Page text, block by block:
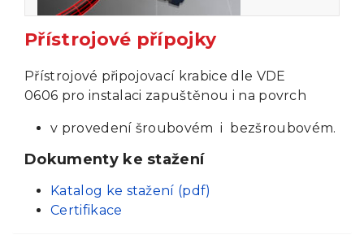
Přístrojové přípojky
Přístrojové připojovací krabice dle VDE
0606 pro instalaci zapuštěnou i na povrch
v provedení šroubovém i bezšroubovém.
Dokumenty ke stažení
Katalog ke stažení (pdf)
Certifikace